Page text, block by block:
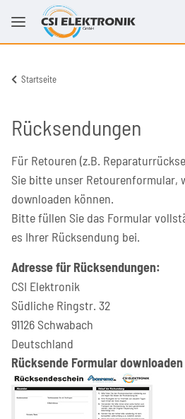
Startseite
Rücksendungen
Für Retouren (z.B.
Sie bitte unser Retourenformular,
downloaden können.
Bitte füllen Sie das Formular
es Ihrer Rücksendung bei.
Adresse für Rücksendungen:
CSI Elektronik
Südliche Ringstr. 32
91126 Schwabach
Deutschland
Rücksende Formular downloaden